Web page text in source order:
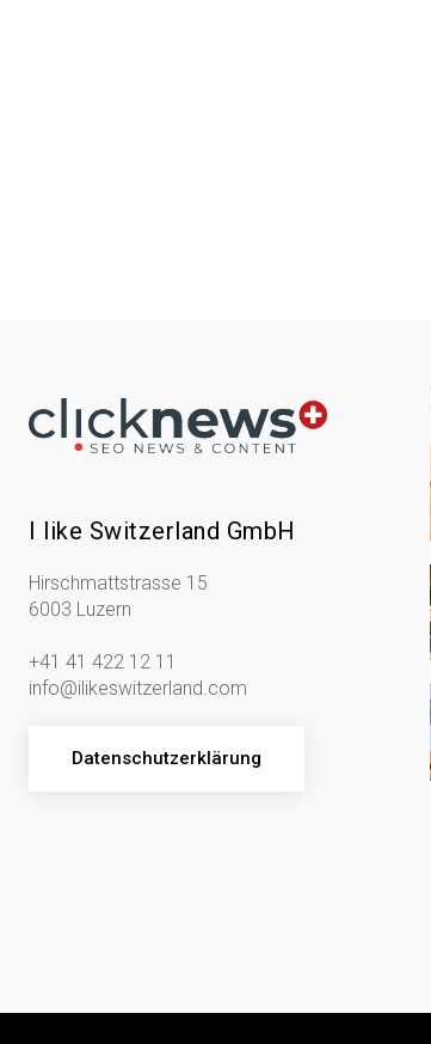
I like Switzerland GmbH
Hirschmattstrasse 15
6003 Luzern
+41 41 422 12 11
info@ilikeswitzerland.com
Datenschutzerklärung